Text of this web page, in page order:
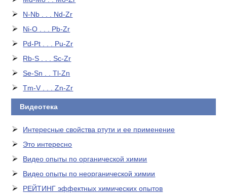
N-Nb . . . Nd-Zr
Ni-O . . . Pb-Zr
Pd-Pt . . . Pu-Zr
Rb-S . . . Sc-Zr
Se-Sn . . Tl-Zn
Tm-V . . . Zn-Zr
Видеотека
Интересные свойства ртути и ее применение
Это интересно
Видео опыты по органической химии
Видео опыты по неорганической химии
РЕЙТИНГ эффектных химических опытов